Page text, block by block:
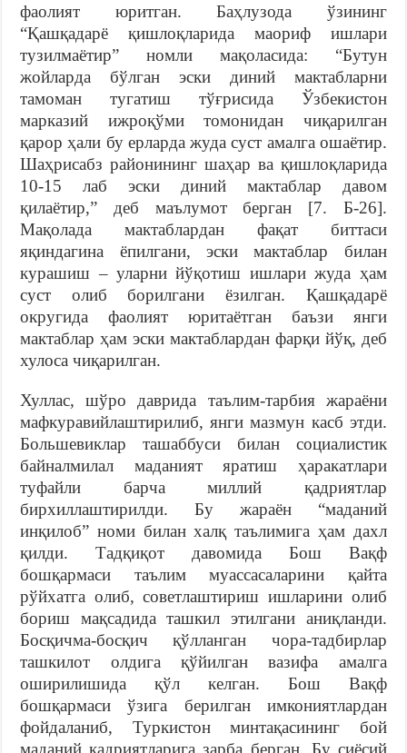
фаолият юритган. Баҳлузода ўзининг
“Қашқадарё қишлоқларида маориф ишлари
тузилмаётир” номли мақоласида: “Бутун
жойларда бўлган эски диний мактабларни
тамоман тугатиш тўғрисида Ўзбекистон
марказий ижроқўми томонидан чиқарилган
қарор ҳали бу ерларда жуда суст амалга ошаётир.
Шаҳрисабз районининг шаҳар ва қишлоқларида
10-15 лаб эски диний мактаблар давом
қилаётир,” деб маълумот берган [7. Б-26].
Мақолада мактаблардан фақат биттаси
яқиндагина ёпилгани, эски мактаблар билан
курашиш – уларни йўқотиш ишлари жуда ҳам
суст олиб борилгани ёзилган. Қашқадарё
округида фаолият юритаётган баъзи янги
мактаблар ҳам эски мактаблардан фарқи йўқ, деб
хулоса чиқарилган.
Хуллас, шўро даврида таълим-тарбия жараёни
мафкуравийлаштирилиб, янги мазмун касб этди.
Большевиклар ташаббуси билан социалистик
байналмилал маданият яратиш ҳаракатлари
туфайли барча миллий қадриятлар
бирхиллаштирилди. Бу жараён “маданий
инқилоб” номи билан халқ таълимига ҳам дахл
қилди. Тадқиқот давомида Бош Вақф
бошқармаси таълим муассасаларини қайта
рўйхатга олиб, советлаштириш ишларини олиб
бориш мақсадида ташкил этилгани аниқланди.
Босқичма-босқич қўлланган чора-тадбирлар
ташкилот олдига қўйилган вазифа амалга
оширилишида қўл келган. Бош Вақф
бошқармаси ўзига берилган имкониятлардан
фойдаланиб, Туркистон минтақасининг бой
маданий қадриятларига зарба берган. Бу сиёсий